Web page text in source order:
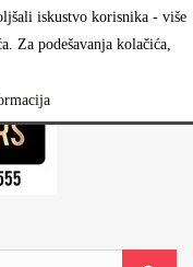
iskustvo korisnika - više
Za podešavanja kolačića,
Prijavi se